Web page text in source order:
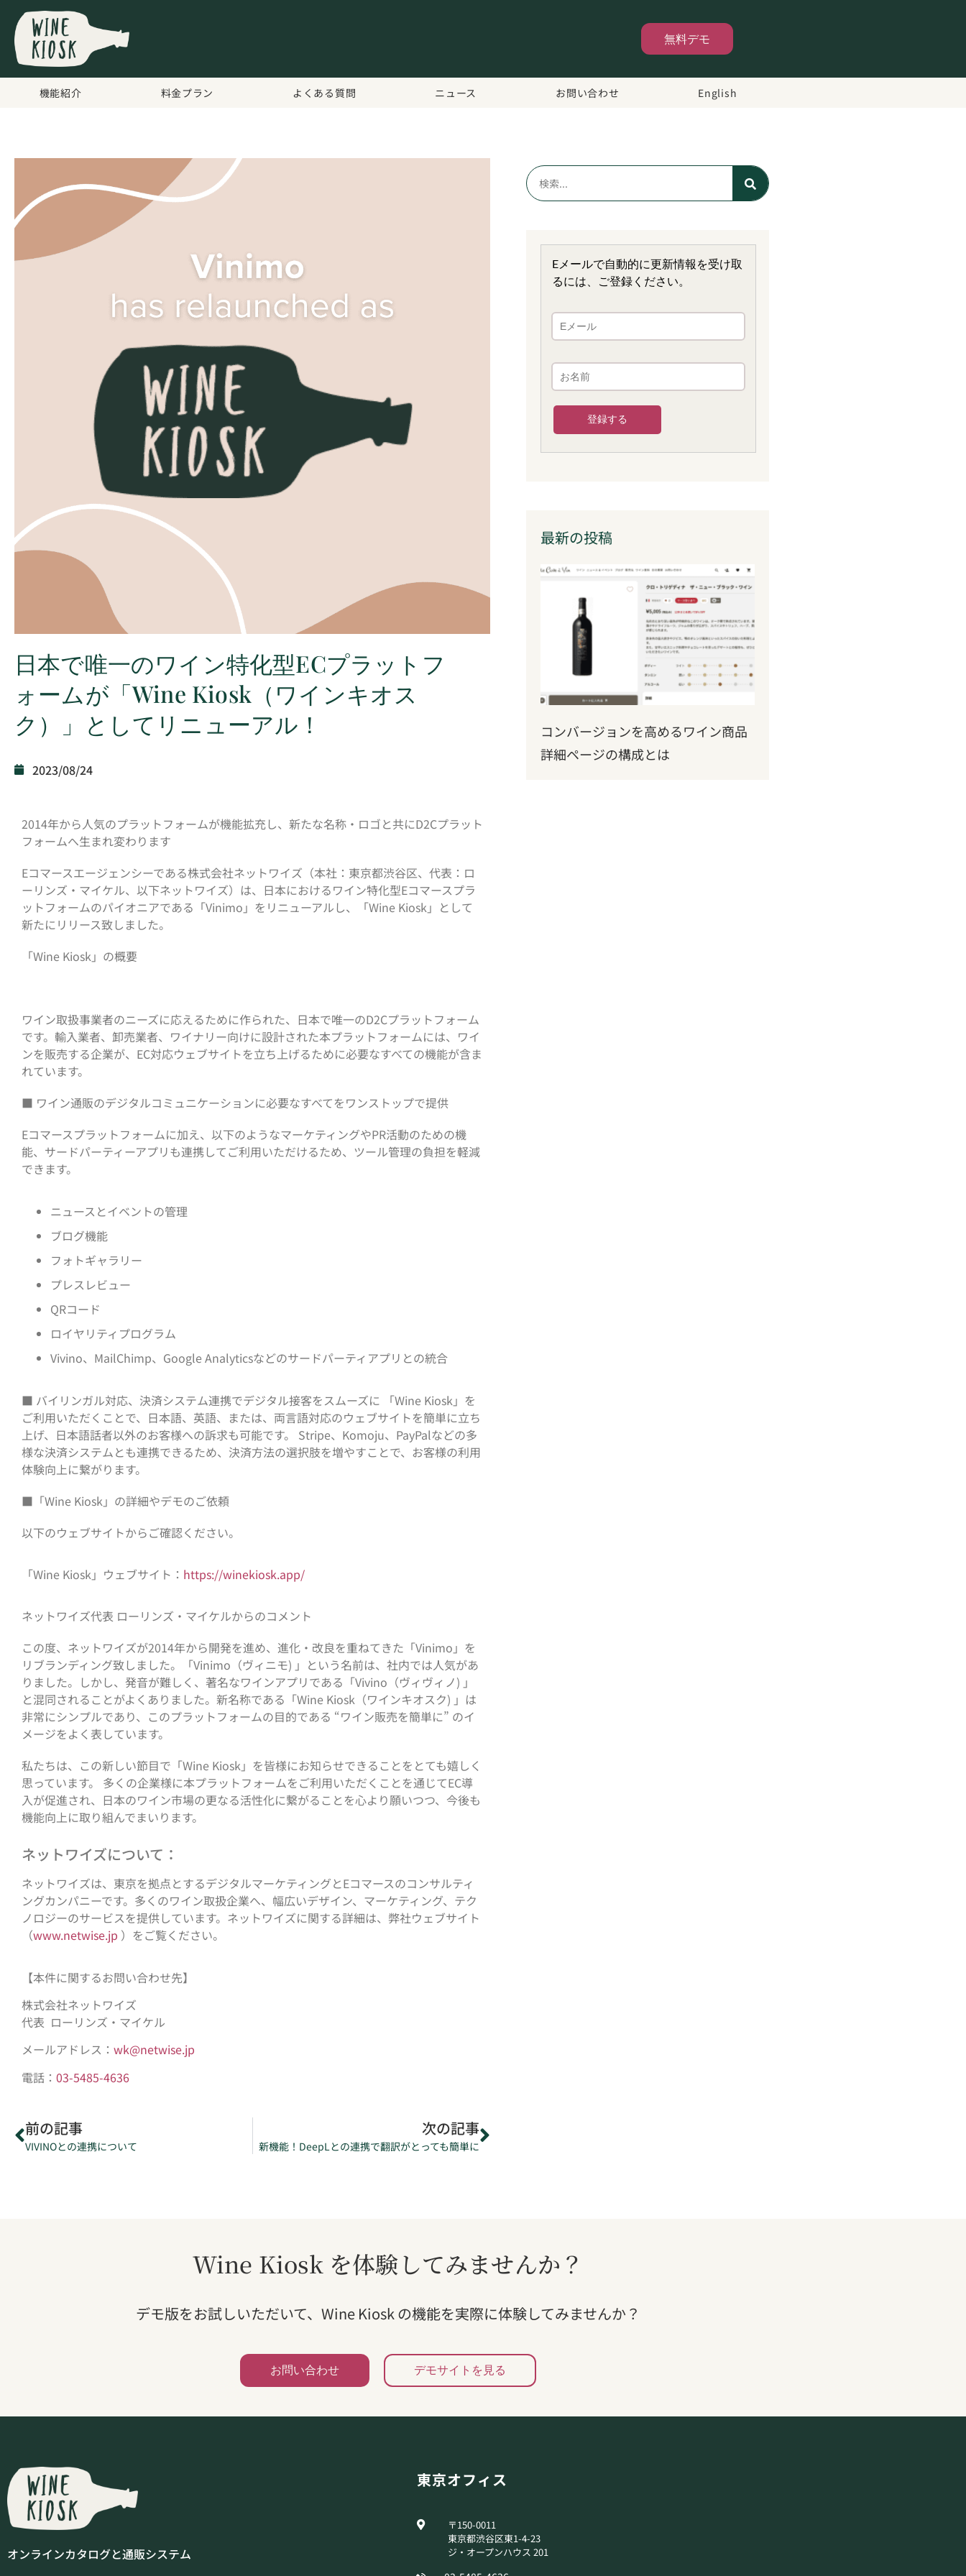
無料デモ
機能紹介 料金プラン よくある質問 ニュース お問い合わせ English
日本で唯一のワイン特化型ECプラットフ
ォームが「Wine Kiosk（ワインキオス
ク）」としてリニューアル！
2023/08/24
2014年から人気のプラットフォームが機能拡充し、新たな名称・ロゴと共にD2Cプラット
フォームへ生まれ変わります
Eコマースエージェンシーである株式会社ネットワイズ（本社：東京都渋谷区、代表：ロ
ーリンズ・マイケル、以下ネットワイズ）は、日本におけるワイン特化型Eコマースプラ
ットフォームのパイオニアである「Vinimo」をリニューアルし、「Wine Kiosk」として
新たにリリース致しました。
「Wine Kiosk」の概要
ワイン取扱事業者のニーズに応えるために作られた、日本で唯一のD2Cプラットフォーム
です。輸入業者、卸売業者、ワイナリー向けに設計された本プラットフォームには、ワイ
ンを販売する企業が、EC対応ウェブサイトを立ち上げるために必要なすべての機能が含ま
れています。
■ ワイン通販のデジタルコミュニケーションに必要なすべてをワンストップで提供
Eコマースプラットフォームに加え、以下のようなマーケティングやPR活動のための機
能、サードパーティーアプリも連携してご利用いただけるため、ツール管理の負担を軽減
できます。
ニュースとイベントの管理
ブログ機能
フォトギャラリー
プレスレビュー
QRコード
ロイヤリティプログラム
Vivino、MailChimp、Google Analyticsなどのサードパーティアプリとの統合
■ バイリンガル対応、決済システム連携でデジタル接客をスムーズに 「Wine Kiosk」を
ご利用いただくことで、日本語、英語、または、両言語対応のウェブサイトを簡単に立ち
上げ、日本語話者以外のお客様への訴求も可能です。 Stripe、Komoju、PayPalなどの多
様な決済システムとも連携できるため、決済方法の選択肢を増やすことで、お客様の利用
体験向上に繋がります。
■「Wine Kiosk」の詳細やデモのご依頼
以下のウェブサイトからご確認ください。
「Wine Kiosk」ウェブサイト： https://winekiosk.app/
ネットワイズ代表 ローリンズ・マイケルからのコメント
この度、ネットワイズが2014年から開発を進め、進化・改良を重ねてきた「Vinimo」を
リブランディング致しました。「Vinimo（ヴィニモ) 」という名前は、社内では人気があ
りました。しかし、発音が難しく、著名なワインアプリである「Vivino（ヴィヴィノ) 」
と混同されることがよくありました。新名称である「Wine Kiosk（ワインキオスク) 」は
非常にシンプルであり、このプラットフォームの目的である “ワイン販売を簡単に” のイ
メージをよく表しています。
私たちは、この新しい節目で「Wine Kiosk」を皆様にお知らせできることをとても嬉しく
思っています。 多くの企業様に本プラットフォームをご利用いただくことを通じてEC導
入が促進され、日本のワイン市場の更なる活性化に繋がることを心より願いつつ、今後も
機能向上に取り組んでまいります。
ネットワイズについて：
ネットワイズは、東京を拠点とするデジタルマーケティングとEコマースのコンサルティ
ングカンパニーです。多くのワイン取扱企業へ、幅広いデザイン、マーケティング、テク
ノロジーのサービスを提供しています。ネットワイズに関する詳細は、弊社ウェブサイト
（www.netwise.jp ）をご覧ください。
【本件に関するお問い合わせ先】
株式会社ネットワイズ
代表 ローリンズ・マイケル
メールアドレス： wk@netwise.jp
電話： 03-5485-4636
前の記事
VIVINOとの連携について
次の記事
新機能！DeepLとの連携で翻訳がとっても簡単に
Eメールで自動的に更新情報を受け取
るには、ご登録ください。
最新の投稿
コンバージョンを高めるワイン商品
詳細ページの構成とは
Wine Kiosk を体験してみませんか？
デモ版をお試しいただいて、Wine Kiosk の機能を実際に体験してみませんか？
お問い合わせ デモサイトを見る
オンラインカタログと通販システム
東京オフィス
〒150-0011
東京都渋谷区東1-4-23
ジ・オープンハウス 201